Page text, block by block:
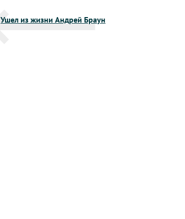
Ушел из жизни Андрей Браун